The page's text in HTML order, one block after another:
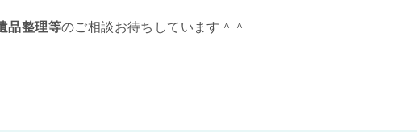
品整理等のご相談お待ちしています＾＾